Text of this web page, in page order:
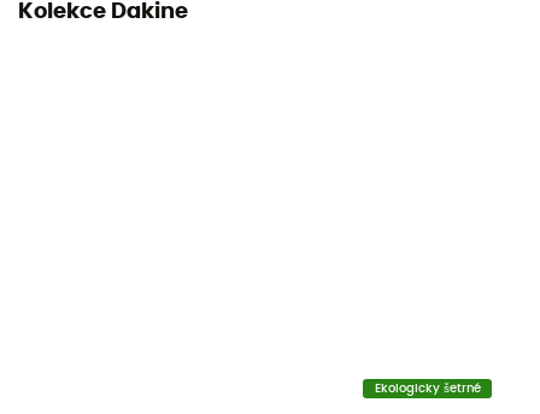
Kolekce Dakine
Ekologicky šetrné